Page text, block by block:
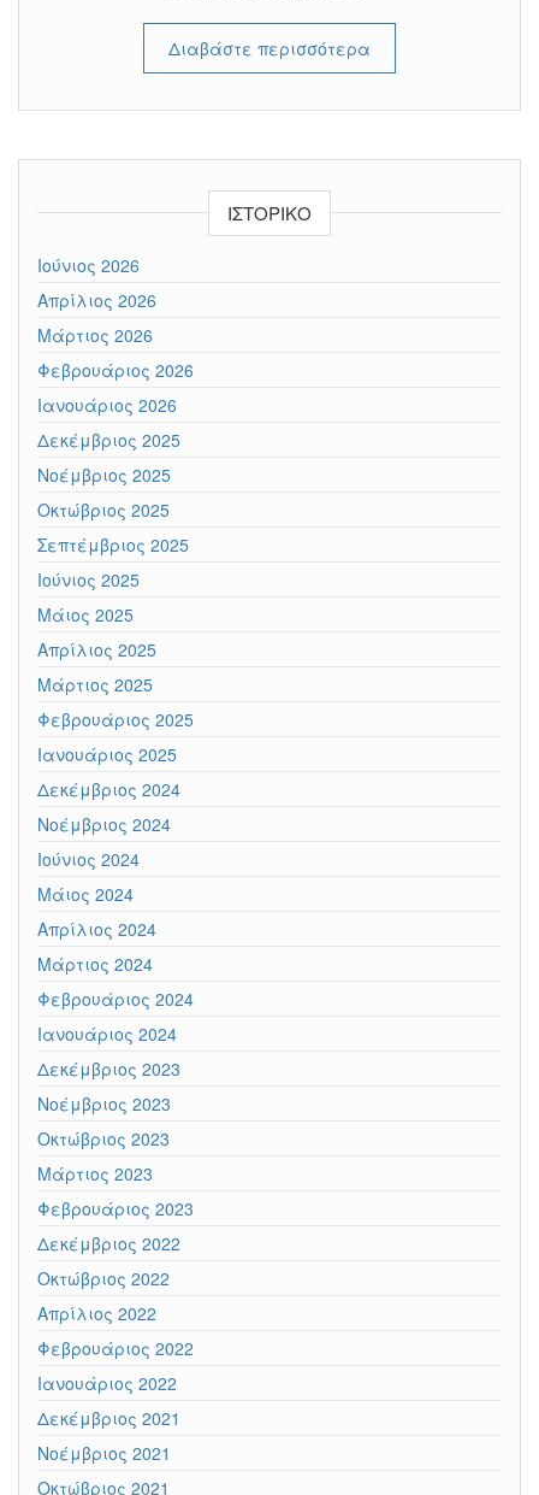
Διαβάστε περισσότερα
ΙΣΤΟΡΙΚΌ
Ιούνιος 2026
Απρίλιος 2026
Μάρτιος 2026
Φεβρουάριος 2026
Ιανουάριος 2026
Δεκέμβριος 2025
Νοέμβριος 2025
Οκτώβριος 2025
Σεπτέμβριος 2025
Ιούνιος 2025
Μάιος 2025
Απρίλιος 2025
Μάρτιος 2025
Φεβρουάριος 2025
Ιανουάριος 2025
Δεκέμβριος 2024
Νοέμβριος 2024
Ιούνιος 2024
Μάιος 2024
Απρίλιος 2024
Μάρτιος 2024
Φεβρουάριος 2024
Ιανουάριος 2024
Δεκέμβριος 2023
Νοέμβριος 2023
Οκτώβριος 2023
Μάρτιος 2023
Φεβρουάριος 2023
Δεκέμβριος 2022
Οκτώβριος 2022
Απρίλιος 2022
Φεβρουάριος 2022
Ιανουάριος 2022
Δεκέμβριος 2021
Νοέμβριος 2021
Οκτώβριος 2021